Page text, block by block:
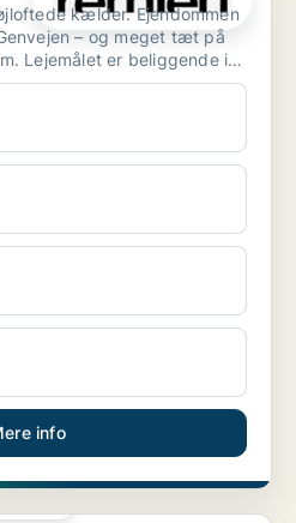
kælder. Ejendommen
– og meget tæt på
i
info